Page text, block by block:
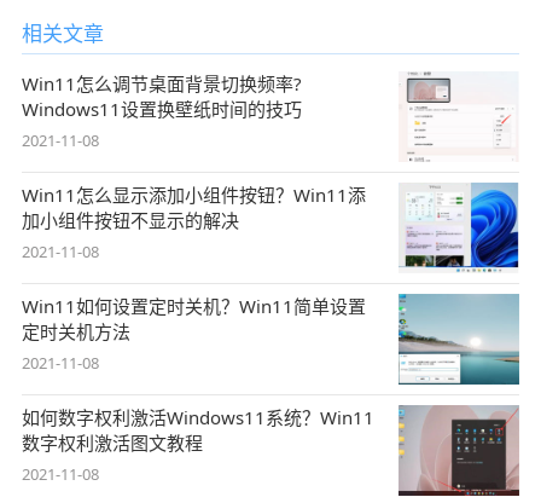
相关文章
Win11怎么调节桌面背景切换频率?
Windows11设置换壁纸时间的技巧
2021-11-08
Win11怎么显示添加小组件按钮？Win11添
加小组件按钮不显示的解决
2021-11-08
Win11如何设置定时关机？Win11简单设置
定时关机方法
2021-11-08
如何数字权利激活Windows11系统？Win11
数字权利激活图文教程
2021-11-08